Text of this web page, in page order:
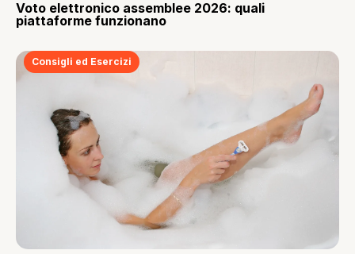
Voto elettronico assemblee 2026: quali
piattaforme funzionano
Consigli ed Esercizi